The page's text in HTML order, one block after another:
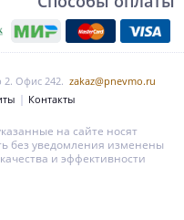
2. Офис 242. zakaz@pnevmo.ru
Контакты
на сайте носят
без уведомления изменены
и эффективности